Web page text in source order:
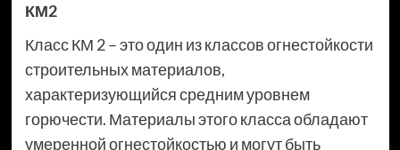
КМ2
Класс КМ 2 – это один из классов огнестойкости
строительных материалов,
характеризующийся средним уровнем
горючести. Материалы этого класса обладают
умеренной огнестойкостью и могут быть